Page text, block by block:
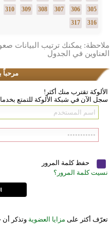
305
306
307
308
309
310
316
317
ملاحظة: يمكنك ترتيب البيانات
العناوين في الجدول
مرحباً
الألوكة تقترب منك أكثر!
سجل الآن في شبكة الألوكة للتمتع
حفظ كلمة المرور
نسيت كلمة المرور؟
تعرّف أكثر على مزايا العضوية وتذكر أن